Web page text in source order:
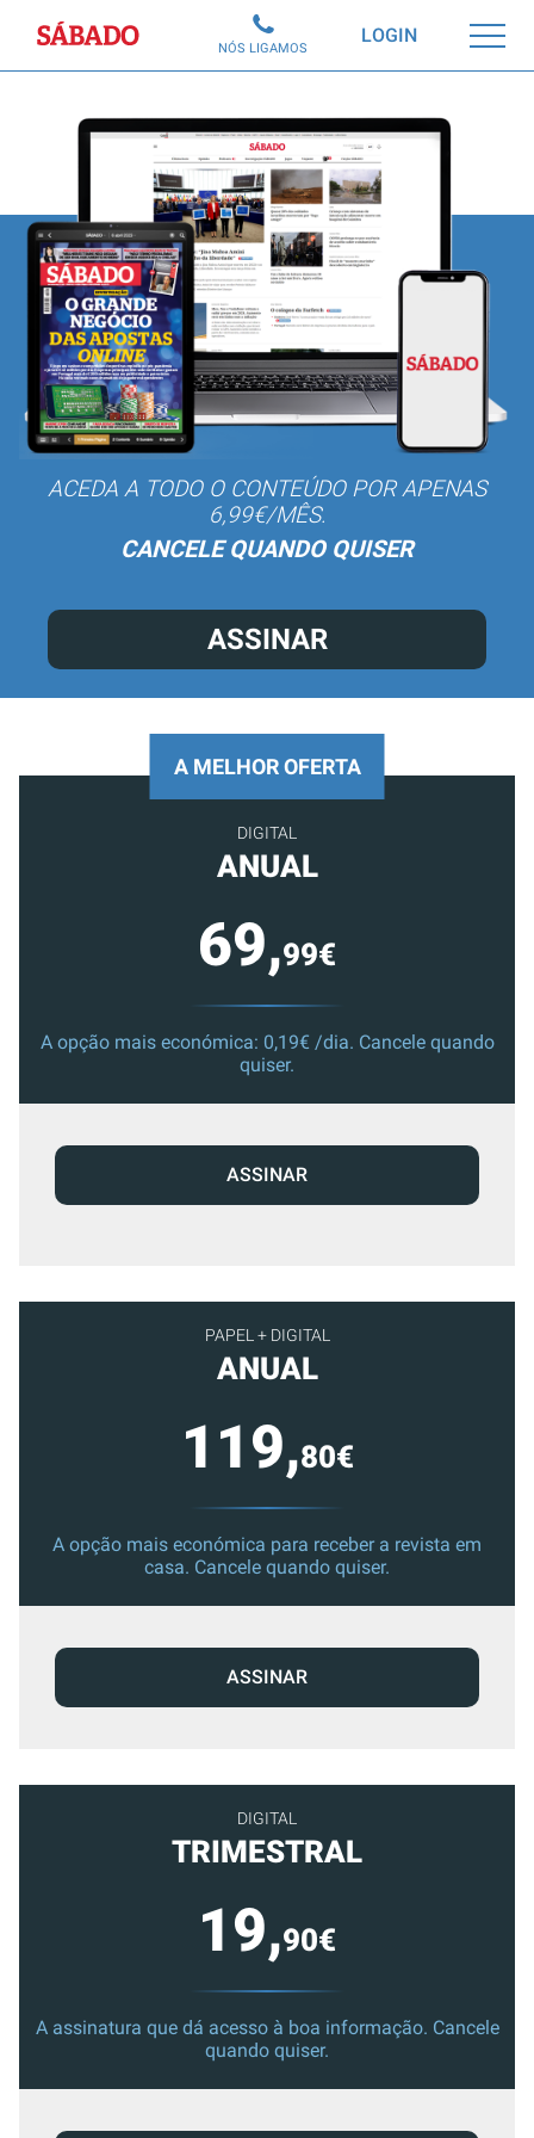
Sábado LOGIN
NÓS LIGAMOS
ACEDA A TODO O CONTEÚDO POR APENAS
6,99€/MÊS.
CANCELE QUANDO QUISER
ASSINAR
PAPEL + DIGITAL
ANUAL
119,80€
A opção mais económica para receber a revista em
casa. Cancele quando quiser.
ASSINAR
DIGITAL
TRIMESTRAL
19,90€
A assinatura que dá acesso à boa informação. Cancele
quando quiser.
A MELHOR OFERTA
DIGITAL
ANUAL
69,99€
A opção mais económica: 0,19€ /dia. Cancele quando
quiser.
ASSINAR